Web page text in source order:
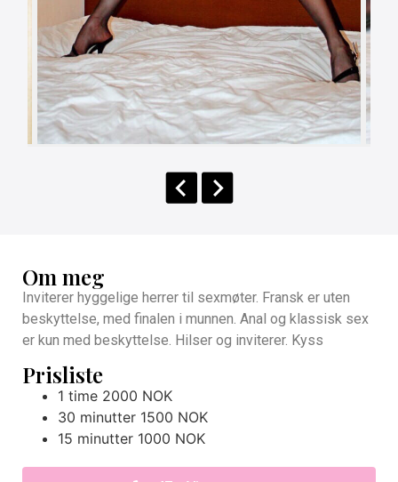
Om meg
Inviterer hyggelige herrer til sexmøter. Fransk er uten
beskyttelse, med finalen i munnen. Anal og klassisk sex
er kun med beskyttelse. Hilser og inviterer. Kyss
Prisliste
1 time 2000 NOK
30 minutter 1500 NOK
15 minutter 1000 NOK